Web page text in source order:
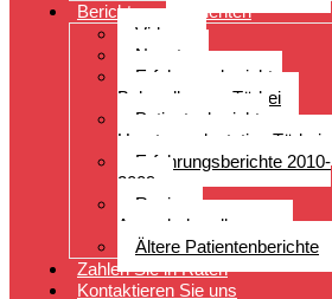
Berichte von Patienten
Videos
Neuste
Erfahrungsberichte
Behandlungen Türkei
Patientenberichte
Haartransplantation Türkei
Erfahrungsberichte 2010-
2009
Reviews
Augenbehandlungen
Ältere Patientenberichte
Zahlen Sie in Raten
Kontaktieren Sie uns